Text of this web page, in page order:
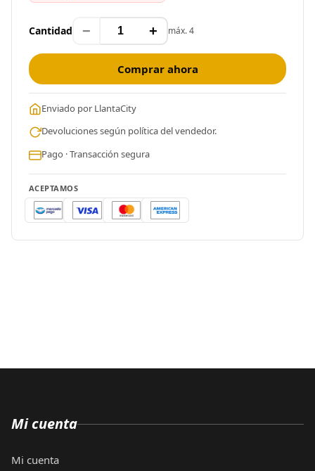
Cantidad − + máx. 4
Comprar ahora
Enviado por LlantaCity
Devoluciones según política del vendedor.
Pago · Transacción segura
ACEPTAMOS
Mi cuenta
Mi cuenta